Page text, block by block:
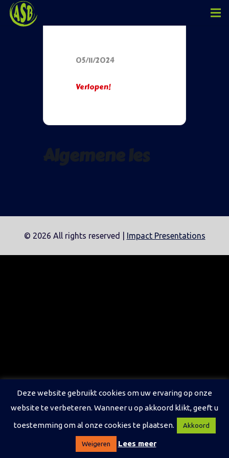
05/11/2024
Verlopen!
© 2026 All rights reserved | Impact Presentations
Deze website gebruikt cookies om uw ervaring op onze
website te verbeteren. Wanneer u op akkoord klikt, geeft u
toestemming om al onze cookies te plaatsen.
Akkoord
Weigeren Lees meer